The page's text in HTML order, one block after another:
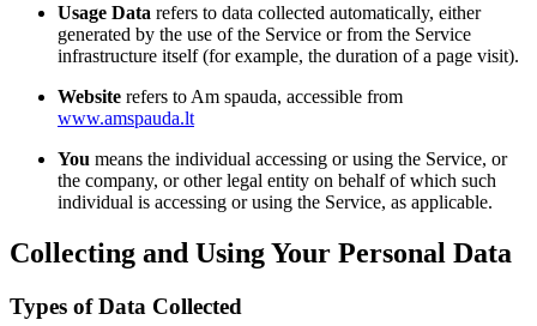
Usage Data refers to data collected automatically, either
generated by the use of the Service or from the Service
infrastructure itself (for example, the duration of a page visit).
Website refers to Am spauda, accessible from
www.amspauda.lt
You means the individual accessing or using the Service, or
the company, or other legal entity on behalf of which such
individual is accessing or using the Service, as applicable.
Collecting and Using Your Personal Data
Types of Data Collected